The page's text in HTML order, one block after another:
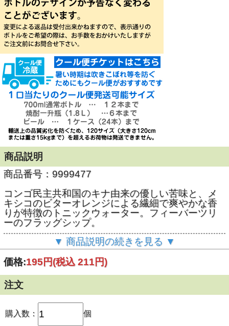
商品説明
商品番号：9999477
コンゴ民主共和国のキナ由来の優しい苦味と、メ
キシコのビターオレンジによる繊細で爽やかな香
りが特徴のトニックウォーター。フィーバーツリ
ーのフラッグシップ。
「フィーバーツリー」は、世界中から厳選した植
物由来の成分を使用したプレミアムミキサーで
す。 お酒の味わいを引き立てるカクテル素材とし
てだけでなく、味わいの良さからソフトドリンク
としても飲食店で使用されています。 イギリスの
アルコール飲料専門誌、ドリンクス・インターナ
ショナルにおいて、「ベストセリングブランド」
「トップトレンディングブランド」の2部門で、9
年連続で1位を受賞。
▼ 商品説明の続きを見る ▼
価格:195円(税込 211円)
注文
購入数： 個